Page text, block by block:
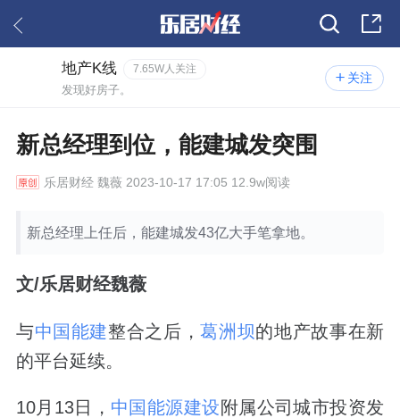
关注
地产K线 7.65W人关注
发现好房子。
新总经理到位，能建城发突围
乐居财经魏薇 2023-10-17 17:05 12.9w阅读
新总经理上任后，能建城发43亿大手笔拿地。
文/乐居财经魏薇
与中国能建整合之后，葛洲坝的地产故事在新
的平台延续。
10月13日， 中国能源建设附属公司城市投资发